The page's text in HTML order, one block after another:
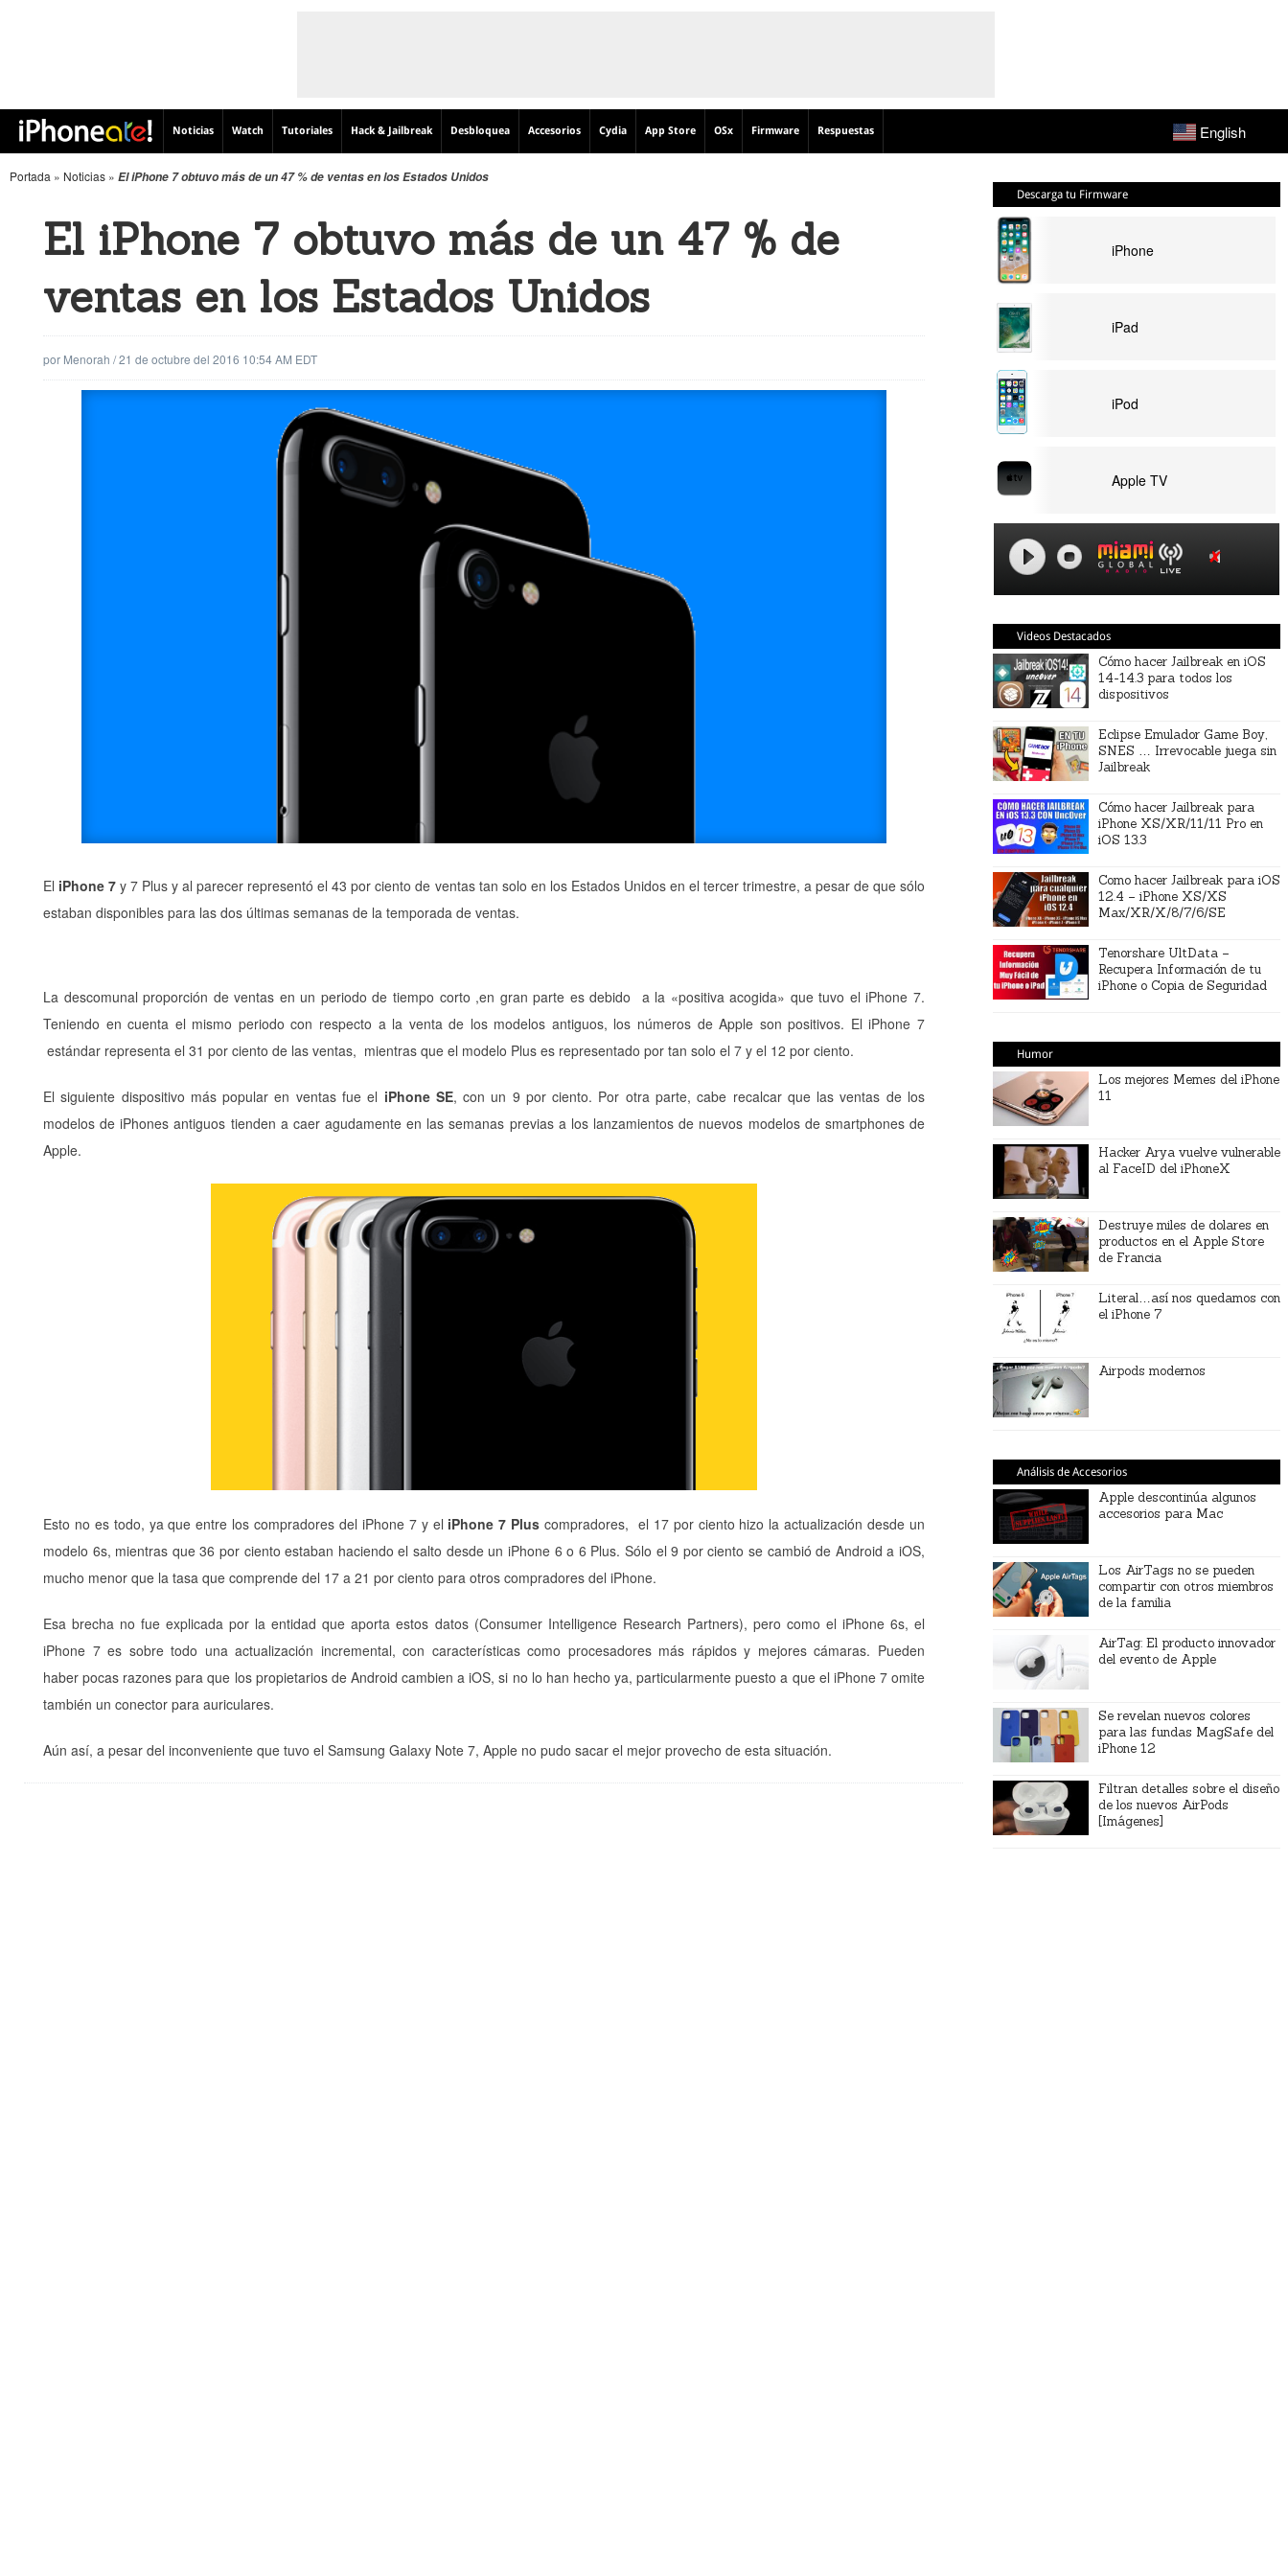
Noticias Watch Tutoriales Hack & Jailbreak Desbloquea Accesorios Cydia App Store OSx Firmware Respuestas English
Portada » Noticias » El iPhone 7 obtuvo más de un 47 % de ventas en los Estados Unidos
El iPhone 7 obtuvo más de un 47 % de
ventas en los Estados Unidos
por Menorah /21 de octubre del 2016 10:54 AM EDT
El iPhone 7 y 7 Plus y al parecer representó el 43 por ciento de ventas tan solo en los Estados Unidos en el tercer trimestre, a pesar de que sólo
estaban disponibles para las dos últimas semanas de la temporada de ventas.
La descomunal proporción de ventas en un periodo de tiempo corto ,en gran parte es debido a la «positiva acogida» que tuvo el iPhone 7.
Teniendo en cuenta el mismo periodo con respecto a la venta de los modelos antiguos, los números de Apple son positivos. El iPhone 7
estándar representa el 31 por ciento de las ventas, mientras que el modelo Plus es representado por tan solo el 7 y el 12 por ciento.
El siguiente dispositivo más popular en ventas fue el iPhone SE, con un 9 por ciento. Por otra parte, cabe recalcar que las ventas de los
modelos de iPhones antiguos tienden a caer agudamente en las semanas previas a los lanzamientos de nuevos modelos de smartphones de
Apple.
Esto no es todo, ya que entre los compradores del iPhone 7 y el iPhone 7 Plus compradores, el 17 por ciento hizo la actualización desde un
modelo 6s, mientras que 36 por ciento estaban haciendo el salto desde un iPhone 6 o 6 Plus. Sólo el 9 por ciento se cambió de Android a iOS,
mucho menor que la tasa que comprende del 17 a 21 por ciento para otros compradores del iPhone.
Esa brecha no fue explicada por la entidad que aporta estos datos (Consumer Intelligence Research Partners), pero como el iPhone 6s, el
iPhone 7 es sobre todo una actualización incremental, con características como procesadores más rápidos y mejores cámaras. Pueden
haber pocas razones para que los propietarios de Android cambien a iOS, si no lo han hecho ya, particularmente puesto a que el iPhone 7 omite
también un conector para auriculares.
Aún así, a pesar del inconveniente que tuvo el Samsung Galaxy Note 7, Apple no pudo sacar el mejor provecho de esta situación.
Descarga tu Firmware
iPhone
iPad
iPod
Apple TV
Videos Destacados
Cómo hacer Jailbreak en iOS
14-14.3 para todos los
dispositivos
Eclipse Emulador Game Boy,
SNES … Irrevocable juega sin
Jailbreak
Cómo hacer Jailbreak para
iPhone XS/XR/11/11 Pro en
iOS 13.3
Como hacer Jailbreak para iOS
12.4 – iPhone XS/XS
Max/XR/X/8/7/6/SE
Tenorshare UltData –
Recupera Información de tu
iPhone o Copia de Seguridad
Humor
Los mejores Memes del iPhone
11
Hacker Arya vuelve vulnerable
al FaceID del iPhoneX
Destruye miles de dolares en
productos en el Apple Store
de Francia
Literal…así nos quedamos con
el iPhone 7
Airpods modernos
Análisis de Accesorios
Apple descontinúa algunos
accesorios para Mac
Los AirTags no se pueden
compartir con otros miembros
de la familia
AirTag: El producto innovador
del evento de Apple
Se revelan nuevos colores
para las fundas MagSafe del
iPhone 12
Filtran detalles sobre el diseño
de los nuevos AirPods
[Imágenes]